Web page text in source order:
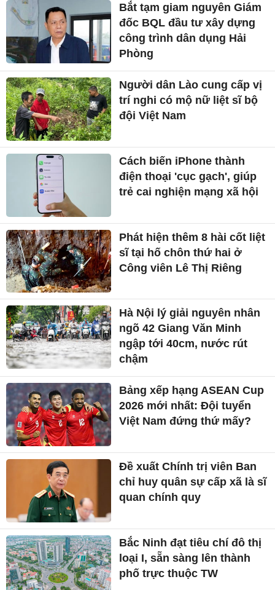
Bắt tạm giam nguyên Giám
đốc BQL đầu tư xây dựng
công trình dân dụng Hải
Phòng
Người dân Lào cung cấp vị
trí nghi có mộ nữ liệt sĩ bộ
đội Việt Nam
Cách biến iPhone thành
điện thoại 'cục gạch', giúp
trẻ cai nghiện mạng xã hội
Phát hiện thêm 8 hài cốt liệt
sĩ tại hố chôn thứ hai ở
Công viên Lê Thị Riêng
Hà Nội lý giải nguyên nhân
ngõ 42 Giang Văn Minh
ngập tới 40cm, nước rút
chậm
Bảng xếp hạng ASEAN Cup
2026 mới nhất: Đội tuyển
Việt Nam đứng thứ mấy?
Đề xuất Chính trị viên Ban
chỉ huy quân sự cấp xã là sĩ
quan chính quy
Bắc Ninh đạt tiêu chí đô thị
loại I, sẵn sàng lên thành
phố trực thuộc TW